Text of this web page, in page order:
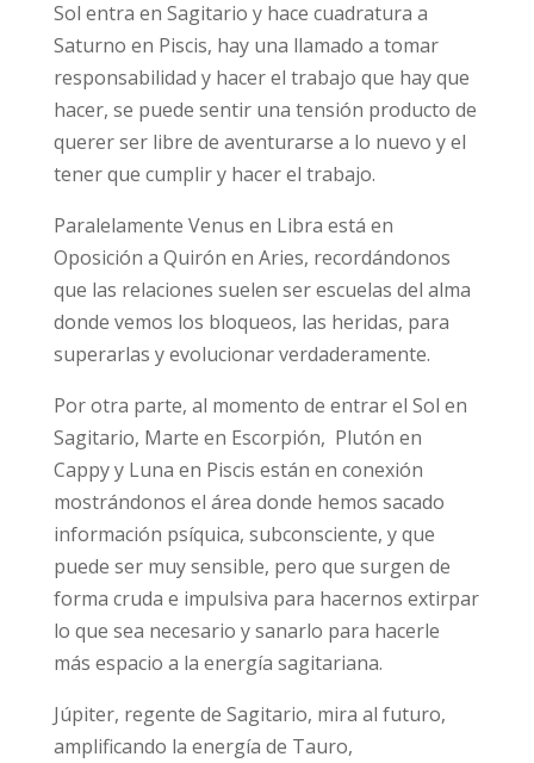
Sol entra en Sagitario y hace cuadratura a
Saturno en Piscis, hay una llamado a tomar
responsabilidad y hacer el trabajo que hay que
hacer, se puede sentir una tensión producto de
querer ser libre de aventurarse a lo nuevo y el
tener que cumplir y hacer el trabajo.
Paralelamente Venus en Libra está en
Oposición a Quirón en Aries, recordándonos
que las relaciones suelen ser escuelas del alma
donde vemos los bloqueos, las heridas, para
superarlas y evolucionar verdaderamente.
Por otra parte, al momento de entrar el Sol en
Sagitario, Marte en Escorpión, Plutón en
Cappy y Luna en Piscis están en conexión
mostrándonos el área donde hemos sacado
información psíquica, subconsciente, y que
puede ser muy sensible, pero que surgen de
forma cruda e impulsiva para hacernos extirpar
lo que sea necesario y sanarlo para hacerle
más espacio a la energía sagitariana.
Júpiter, regente de Sagitario, mira al futuro,
amplificando la energía de Tauro,